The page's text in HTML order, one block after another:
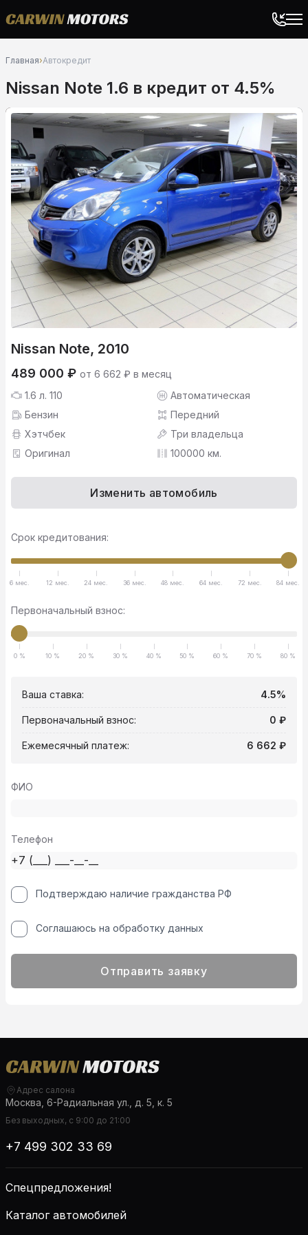
Главная›Автокредит
Nissan Note 1.6 в кредит от 4.5%
Nissan Note, 2010
489 000 ₽ от 6 662 ₽ в месяц
1.6 л. 110
Автоматическая
Бензин
Передний
Хэтчбек
Три владельца
Оригинал
100000 км.
Изменить автомобиль
Срок кредитования:
6 мес. 12 мес. 24 мес. 36 мес. 48 мес. 64 мес. 72 мес. 84 мес.
Первоначальный взнос:
0 % 10 % 20 % 30 % 40 % 50 % 60 % 70 % 80 %
Ваша ставка: 4.5%
Первоначальный взнос: 0 ₽
Ежемесячный платеж: 6 662 ₽
ФИО
Телефон
Подтверждаю наличие гражданства РФ
Соглашаюсь на обработку данных
Отправить заявку
Адрес салона
Москва, 6-Радиальная ул., д. 5, к. 5
Без выходных, с 9:00 до 21:00
+7 499 302 33 69
Спецпредложения!
Каталог автомобилей